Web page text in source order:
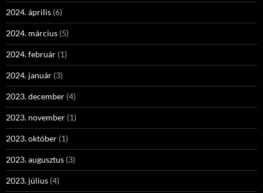
2024. április (6)
2024. március (5)
2024. február (1)
2024. január (3)
2023. december (4)
2023. november (1)
2023. október (1)
2023. augusztus (3)
2023. július (4)